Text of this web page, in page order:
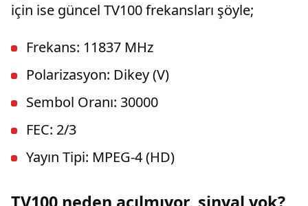
için ise güncel TV100 frekansları şöyle;
Frekans: 11837 MHz
Polarizasyon: Dikey (V)
Sembol Oranı: 30000
FEC: 2/3
Yayın Tipi: MPEG-4 (HD)